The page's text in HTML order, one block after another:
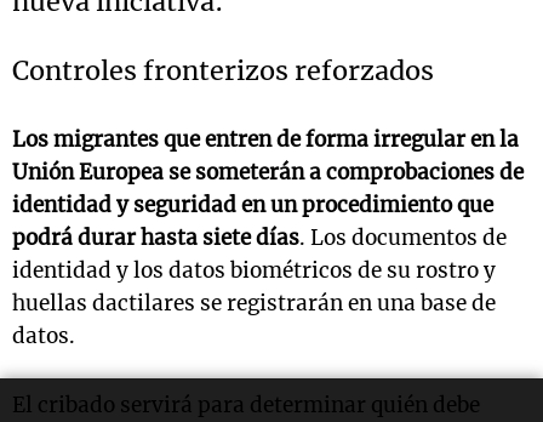
Controles fronterizos reforzados
Los migrantes que entren de forma irregular en la
Unión Europea se someterán a comprobaciones de
identidad y seguridad en un procedimiento que
podrá durar hasta siete días. Los documentos de
identidad y los datos biométricos de su rostro y
huellas dactilares se registrarán en una base de
datos.
El cribado servirá para determinar quién debe